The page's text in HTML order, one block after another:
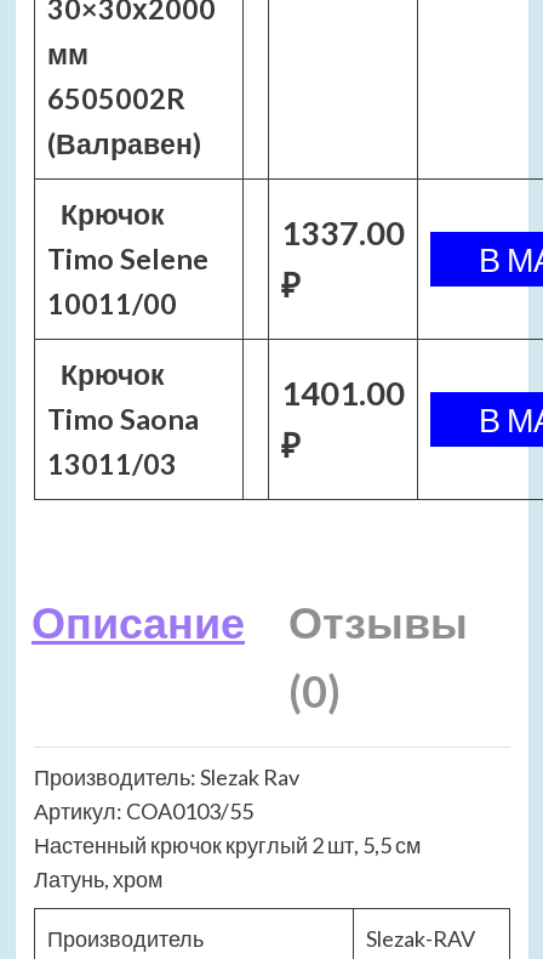
30×30х2000
мм
6505002R
(Валравен)
Крючок
Timo Selene
10011/00
1337.00
₽
Крючок
Timo Saona
13011/03
1401.00
₽
Описание
Отзывы
(0)
Производитель: Slezak Rav
Артикул: COA0103/55
Настенный крючок круглый 2 шт, 5,5 см
Латунь, хром
Производитель Slezak-RAV